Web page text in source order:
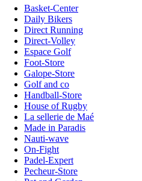
Basket-Center
Daily Bikers
Direct Running
Direct-Volley
Espace Golf
Foot-Store
Galope-Store
Golf and co
Handball-Store
House of Rugby
La sellerie de Maé
Made in Paradis
Nauti-wave
On-Fight
Padel-Expert
Pecheur-Store